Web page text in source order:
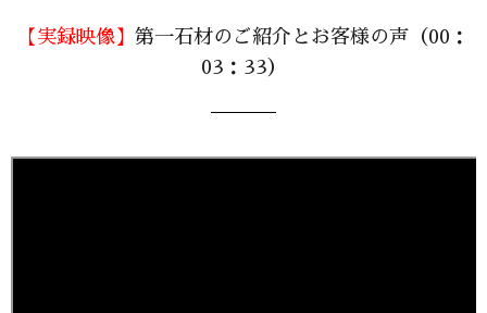
【実録映像】 第一石材のご紹介とお客様の声（00：
03：33）